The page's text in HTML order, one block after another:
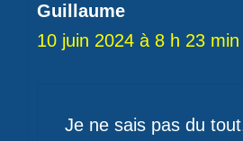
Guillaume
10 juin 2024 à 8 h 23 min
Je ne sais pas du